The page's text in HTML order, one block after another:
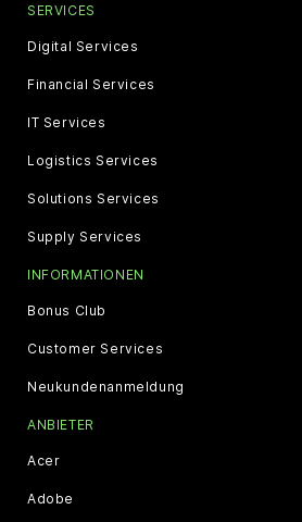
SERVICES
Digital Services
Financial Services
IT Services
Logistics Services
Solutions Services
Supply Services
INFORMATIONEN
Bonus Club
Customer Services
Neukundenanmeldung
ANBIETER
Acer
Adobe